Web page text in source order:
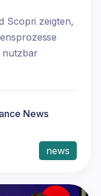
Scopri zeigten,
nutzbar
News
news